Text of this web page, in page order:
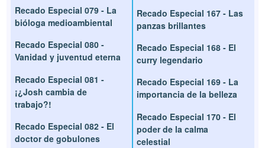
Recado Especial 079 - La
bióloga medioambiental
Recado Especial 080 -
Vanidad y juventud eterna
Recado Especial 081 -
¡¿Josh cambia de
trabajo?!
Recado Especial 082 - El
doctor de gobulones
Recado Especial 167 - Las
panzas brillantes
Recado Especial 168 - El
curry legendario
Recado Especial 169 - La
importancia de la belleza
Recado Especial 170 - El
poder de la calma
celestial